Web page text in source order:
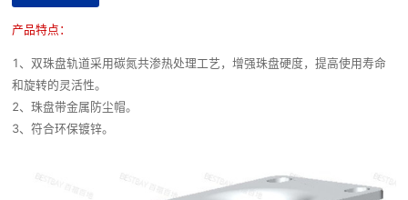
产品特点：
1、双珠盘轨道采用碳氮共渗热处理工艺，增强珠盘硬度，提高使用寿命
和旋转的灵活性。
2、珠盘带金属防尘帽。
3、符合环保镀锌。